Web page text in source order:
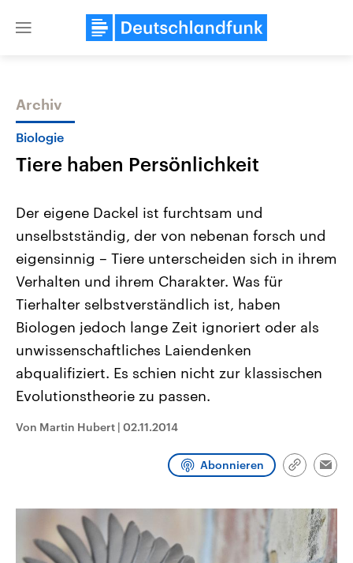
Close
Themen
Landtagswahl Sachsen-Anhalt
2026
Alle Informationen
Sachsen-Anhalt wählt am 6.
September 2026 einen neuen
Landtag. Seit 2021 wird das
Bundesland von einer Koalition aus
Umfragen, Prognosen,
Wahlprogramme, aktuelle Berichte
und Hintergründe zu den Parteien
Wahl.
USA
Aktuelle Beiträge,
Hintergründe
Wirtschaftlich und
gehören die Vereinigten
den mächtigsten Ländern
mit großem Einfluss auf
Sendungen Programm Podcasts
Archiv
Biologie
Tiere haben Persönlichkeit
Der eigene Dackel ist furchtsam und
unselbstständig, der von nebenan forsch und
eigensinnig – Tiere unterscheiden sich in ihrem
Verhalten und ihrem Charakter. Was für
Tierhalter selbstverständlich ist, haben
Biologen jedoch lange Zeit ignoriert oder als
unwissenschaftliches Laiendenken
abqualifiziert. Es schien nicht zur klassischen
Evolutionstheorie zu passen.
Von Martin Hubert | 02.11.2014
Abonnieren
Link